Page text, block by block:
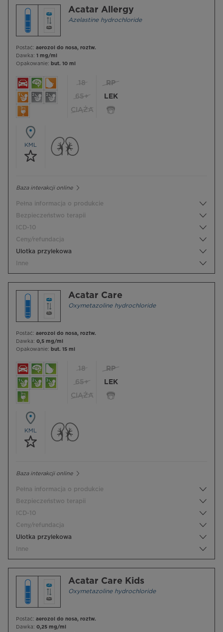
Acatar Allergy
Azelastine hydrochloride
Postać: aerozol do nosa, roztw.
Dawka: 1 mg/ml
Opakowanie: but. 10 ml
18
65+
CIĄŻA
RP
LEK
KML
Baza interakcji online
Pełna informacja o produkcie
Bezpieczeństwo terapii
ICD-10
Ceny/refundacja
Ulotka przylekowa
Inne
Acatar Care
Oxymetazoline hydrochloride
Postać: aerozol do nosa, roztw.
Dawka: 0,5 mg/ml
Opakowanie: but. 15 ml
18
65+
CIĄŻA
RP
LEK
KML
Baza interakcji online
Pełna informacja o produkcie
Bezpieczeństwo terapii
ICD-10
Ceny/refundacja
Ulotka przylekowa
Inne
Acatar Care Kids
Oxymetazoline hydrochloride
Postać: aerozol do nosa, roztw.
Dawka: 0,25 mg/ml